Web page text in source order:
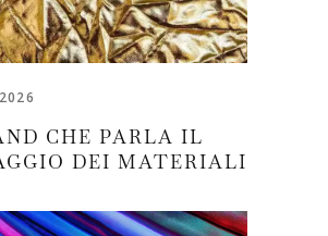
CHE PARLA IL
DEI MATERIALI